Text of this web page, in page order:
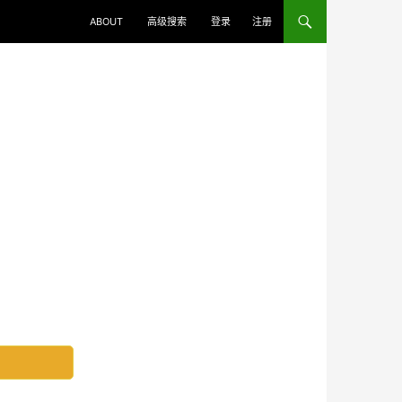
ABOUT 高级搜索 登录 注册